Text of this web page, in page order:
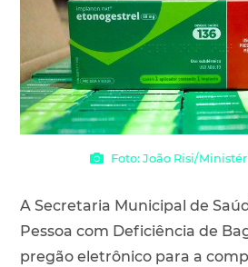
Foto: João Risi/
A Secretaria Municipal de
Pessoa com Deficiência de
pregão eletrônico para a